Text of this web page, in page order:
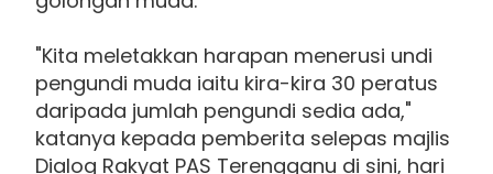
"Kita meletakkan harapan menerusi undi
pengundi muda iaitu kira-kira 30 peratus
daripada jumlah pengundi sedia ada,"
katanya kepada pemberita selepas majlis
Dialog Rakyat PAS Terengganu di sini, hari